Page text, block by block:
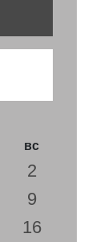
вс
2
9
16